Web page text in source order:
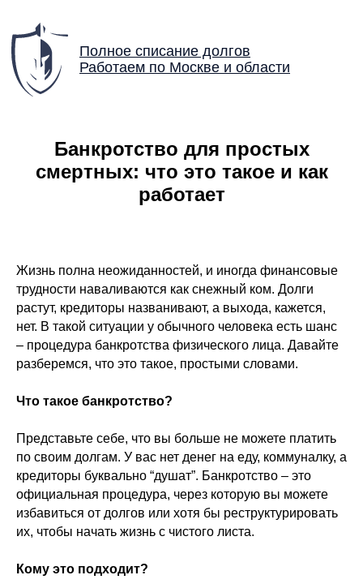
Полное списание долгов
Работаем по Москве и области
Банкротство для простых
смертных: что это такое и как
работает
Жизнь полна неожиданностей, и иногда финансовые
трудности наваливаются как снежный ком. Долги
растут, кредиторы названивают, а выхода, кажется,
нет. В такой ситуации у обычного человека есть шанс
– процедура банкротства физического лица. Давайте
разберемся, что это такое, простыми словами.
Что такое банкротство?
Представьте себе, что вы больше не можете платить
по своим долгам. У вас нет денег на еду, коммуналку, а
кредиторы буквально “душат”. Банкротство – это
официальная процедура, через которую вы можете
избавиться от долгов или хотя бы реструктурировать
их, чтобы начать жизнь с чистого листа.
Кому это подходит?